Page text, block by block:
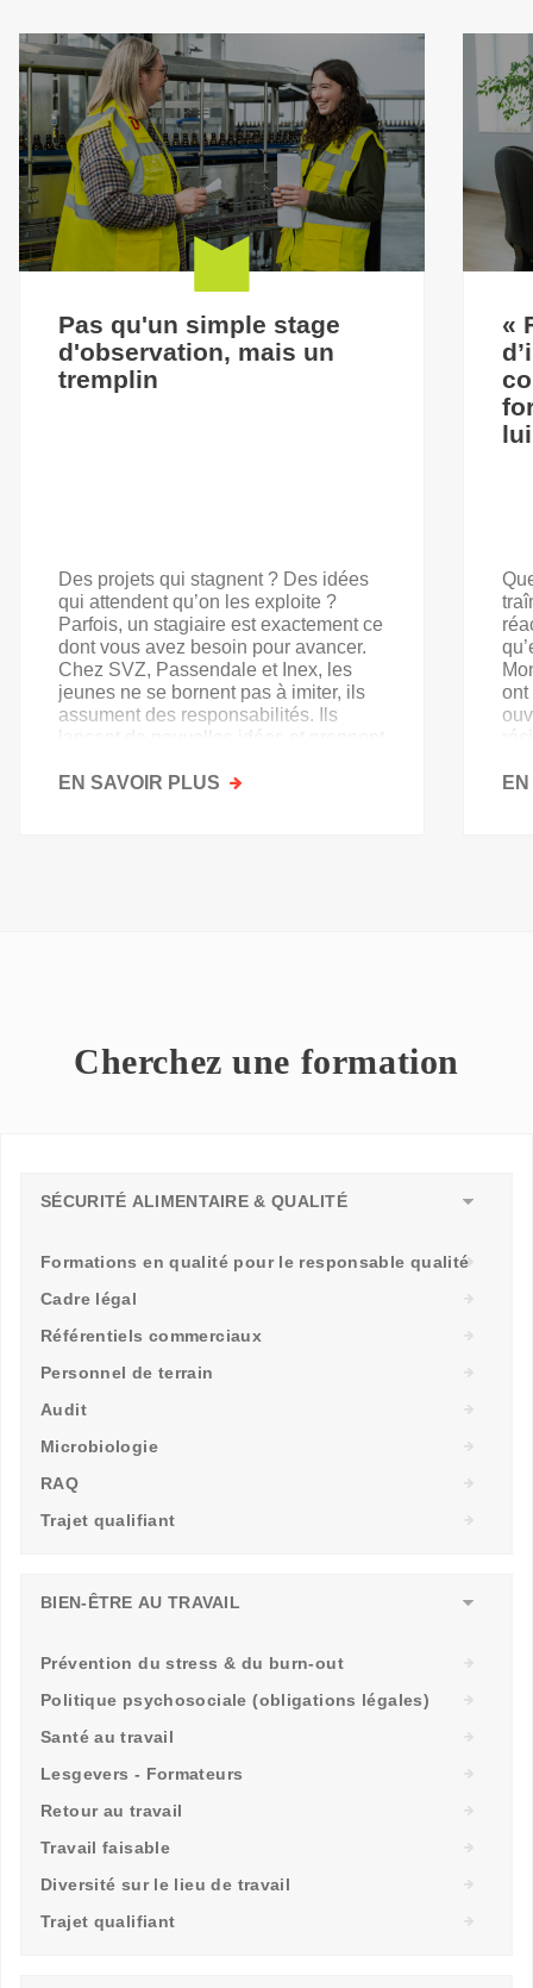
Pas qu'un simple stage
d'observation, mais un
tremplin
Des projets qui stagnent ? Des idées
qui attendent qu’on les exploite ?
Parfois, un stagiaire est exactement ce
dont vous avez besoin pour avancer.
Chez SVZ, Passendale et Inex, les
jeunes ne se bornent pas à imiter, ils
assument des responsabilités. Ils
lancent de nouvelles idées et prennent
EN SAVOIR PLUS SUR
«
ont
Cherchez une formation
SÉCURITÉ ALIMENTAIRE & QUALITÉ
Formations en qualité pour le responsable qualité
Cadre légal
Référentiels commerciaux
Personnel de terrain
Audit
Microbiologie
RAQ
Trajet qualifiant
BIEN-ÊTRE AU TRAVAIL
Prévention du stress & du burn-out
Politique psychosociale (obligations légales)
Santé au travail
Lesgevers - Formateurs
Retour au travail
Travail faisable
Diversité sur le lieu de travail
Trajet qualifiant